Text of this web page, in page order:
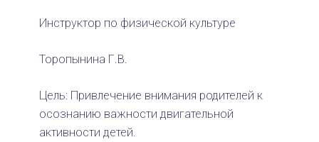
Инструктор по физической культуре
Торопынина Г.В.
Цель: Привлечение внимания родителей к
осознанию важности двигательной
активности детей.